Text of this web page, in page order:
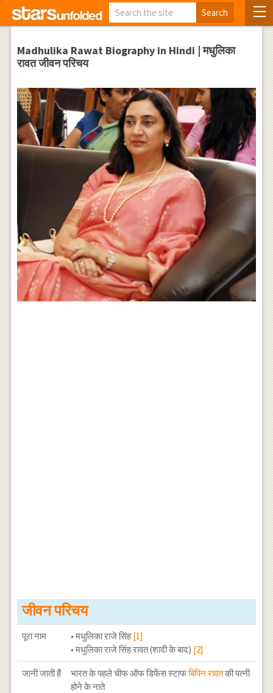
Madhulika Rawat Biography in Hindi | मधुलिका
रावत जीवन परिचय
जीवन परिचय
पूरा नाम • मधुलिका राजे सिंह[1]
• मधुलिका राजे सिंह रावत (शादी के बाद) [2]
जानी जाती हैं भारत के पहले चीफ ऑफ डिफेंस स्टाफबिपिन रावतकी पत्नी
होने के नाते